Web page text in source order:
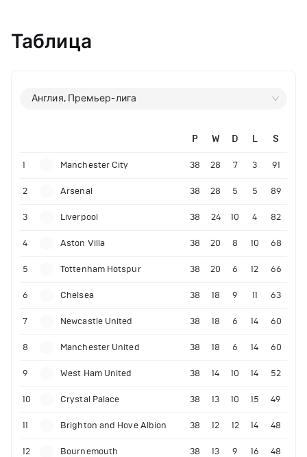
Таблица
Англия, Премьер-лига
P W D L S
1 Manchester City 38 28 7 3 91
2 Arsenal 38 28 5 5 89
3 Liverpool 38 24 10 4 82
4 Aston Villa 38 20 8 10 68
5 Tottenham Hotspur 38 20 6 12 66
6 Chelsea 38 18 9 11 63
7 Newcastle United 38 18 6 14 60
8 Manchester United 38 18 6 14 60
9 West Ham United 38 14 10 14 52
10 Crystal Palace 38 13 10 15 49
11 Brighton and Hove Albion 38 12 12 14 48
12 Bournemouth 38 13 9 16 48